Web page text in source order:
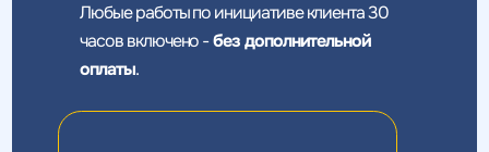
Любые работы по инициативе клиента 30
часов включено -без дополнительной
оплаты.